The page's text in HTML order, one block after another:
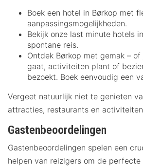
Boek een hotel in Børkop met
aanpassingsmogelijkheden.
Bekijk onze last minute hotels
spontane reis.
Ontdek Børkop met gemak –
gaat, activiteiten plant of
bezoekt. Boek eenvoudig een
Vergeet natuurlijk niet te genieten
attracties, restaurants en
Gastenbeoordelingen
Gastenbeoordelingen spelen een
helpen van reizigers om de